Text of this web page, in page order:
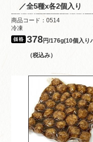
／全5種x各2個入り
商品コード：0514
冷凍
378円/176g(10個入り
（税込み）